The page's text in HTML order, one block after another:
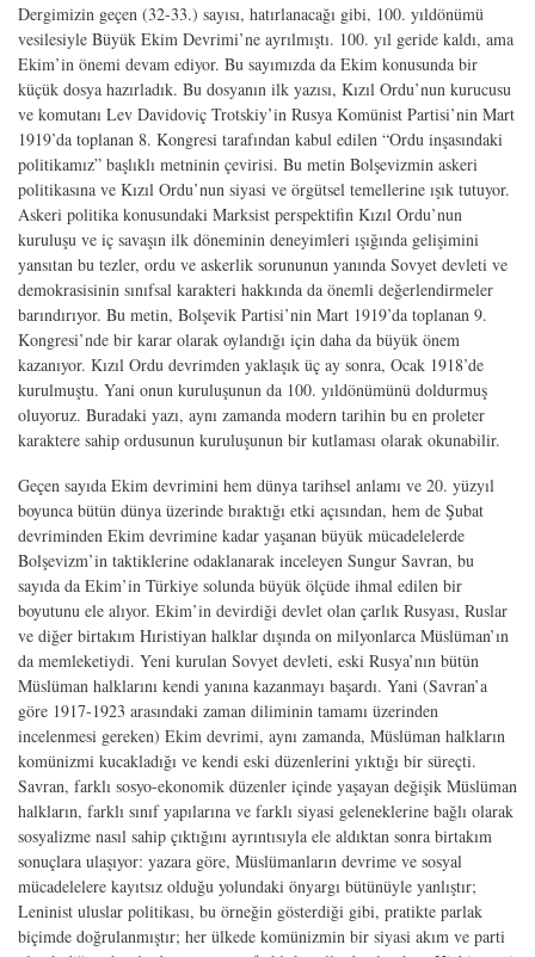
Dergimizin geçen (32-33.) sayısı, hatırlanacağı gibi, 100. yıldönümü
vesilesiyle Büyük Ekim Devrimi’ne ayrılmıştı. 100. yıl geride kaldı, ama
Ekim’in önemi devam ediyor. Bu sayımızda da Ekim konusunda bir
küçük dosya hazırladık. Bu dosyanın ilk yazısı, Kızıl Ordu’nun kurucusu
ve komutanı Lev Davidoviç Trotskiy’in Rusya Komünist Partisi’nin Mart
1919’da toplanan 8. Kongresi tarafından kabul edilen “Ordu inşasındaki
politikamız” başlıklı metninin çevirisi. Bu metin Bolşevizmin askeri
politikasına ve Kızıl Ordu’nun siyasi ve örgütsel temellerine ışık tutuyor.
Askeri politika konusundaki Marksist perspektifin Kızıl Ordu’nun
kuruluşu ve iç savaşın ilk döneminin deneyimleri ışığında gelişimini
yansıtan bu tezler, ordu ve askerlik sorununun yanında Sovyet devleti ve
demokrasisinin sınıfsal karakteri hakkında da önemli değerlendirmeler
barındırıyor. Bu metin, Bolşevik Partisi’nin Mart 1919’da toplanan 9.
Kongresi’nde bir karar olarak oylandığı için daha da büyük önem
kazanıyor. Kızıl Ordu devrimden yaklaşık üç ay sonra, Ocak 1918’de
kurulmuştu. Yani onun kuruluşunun da 100. yıldönümünü doldurmuş
oluyoruz. Buradaki yazı, aynı zamanda modern tarihin bu en proleter
karaktere sahip ordusunun kuruluşunun bir kutlaması olarak okunabilir.
Geçen sayıda Ekim devrimini hem dünya tarihsel anlamı ve 20. yüzyıl
boyunca bütün dünya üzerinde bıraktığı etki açısından, hem de Şubat
devriminden Ekim devrimine kadar yaşanan büyük mücadelelerde
Bolşevizm’in taktiklerine odaklanarak inceleyen Sungur Savran, bu
sayıda da Ekim’in Türkiye solunda büyük ölçüde ihmal edilen bir
boyutunu ele alıyor. Ekim’in devirdiği devlet olan çarlık Rusyası, Ruslar
ve diğer birtakım Hıristiyan halklar dışında on milyonlarca Müslüman’ın
da memleketiydi. Yeni kurulan Sovyet devleti, eski Rusya’nın bütün
Müslüman halklarını kendi yanına kazanmayı başardı. Yani (Savran’a
göre 1917-1923 arasındaki zaman diliminin tamamı üzerinden
incelenmesi gereken) Ekim devrimi, aynı zamanda, Müslüman halkların
komünizmi kucakladığı ve kendi eski düzenlerini yıktığı bir süreçti.
Savran, farklı sosyo-ekonomik düzenler içinde yaşayan değişik Müslüman
halkların, farklı sınıf yapılarına ve farklı siyasi geleneklerine bağlı olarak
sosyalizme nasıl sahip çıktığını ayrıntısıyla ele aldıktan sonra birtakım
sonuçlara ulaşıyor: yazara göre, Müslümanların devrime ve sosyal
mücadelelere kayıtsız olduğu yolundaki önyargı bütünüyle yanlıştır;
Leninist uluslar politikası, bu örneğin gösterdiği gibi, pratikte parlak
biçimde doğrulanmıştır; her ülkede komünizmin bir siyasi akım ve parti